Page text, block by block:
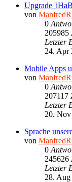
Upgrade
von
0
205985
Letzter
24. Apr
Mobile Apps
von
0
207117
Letzter
20.
Sprache
von
0
245626
Letzter
28.